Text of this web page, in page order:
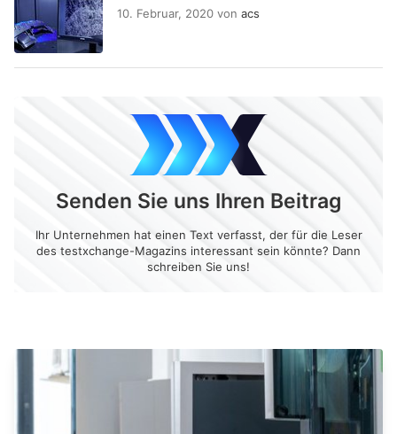
10. Februar, 2020 von acs
Senden Sie uns Ihren Beitrag
Ihr Unternehmen hat einen Text verfasst, der für die Leser
des testxchange-Magazins interessant sein könnte? Dann
schreiben Sie uns!